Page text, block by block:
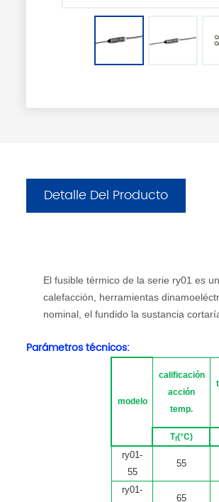
Detalle Del Producto
El fusible térmico de la serie ry01 es
calefacción, herramientas
nominal, el fundido la sustancia
Parámetros técnicos:
modelo
calificación
acción
temp.
Tf(°C)
ry01-
55
55
ry01-
65